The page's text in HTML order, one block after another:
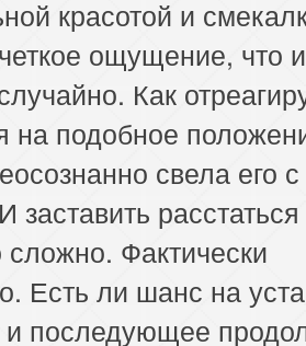
красотой и
ощущение, что
Как
на подобное
свела его с
заставить расстаться
сложно. Фактически
Есть ли шанс на
последующее